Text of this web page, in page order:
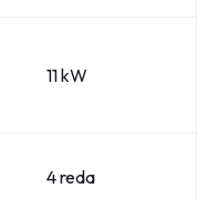
11 kW
4 reda